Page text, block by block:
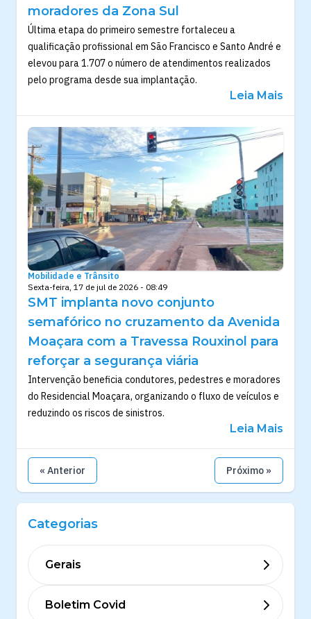
moradores da Zona Sul
Última etapa do primeiro semestre fortaleceu a
qualificação profissional em São Francisco e Santo André e
elevou para 1.707 o número de atendimentos realizados
pelo programa desde sua implantação.
Leia Mais
Mobilidade e Trânsito
Sexta-feira, 17 de jul de 2026 - 08:49
SMT implanta novo conjunto
semafórico no cruzamento da Avenida
Moaçara com a Travessa Rouxinol para
reforçar a segurança viária
Intervenção beneficia condutores, pedestres e moradores
do Residencial Moaçara, organizando o fluxo de veículos e
reduzindo os riscos de sinistros.
Leia Mais
« Anterior Próximo »
Categorias
Gerais
Boletim Covid